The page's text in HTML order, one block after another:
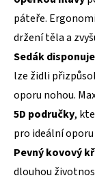
páteře.
držení těla a
Sedák
lze židli
oporu nohou.
5D područky,
pro ideální
Pevný kovový
dlouhou